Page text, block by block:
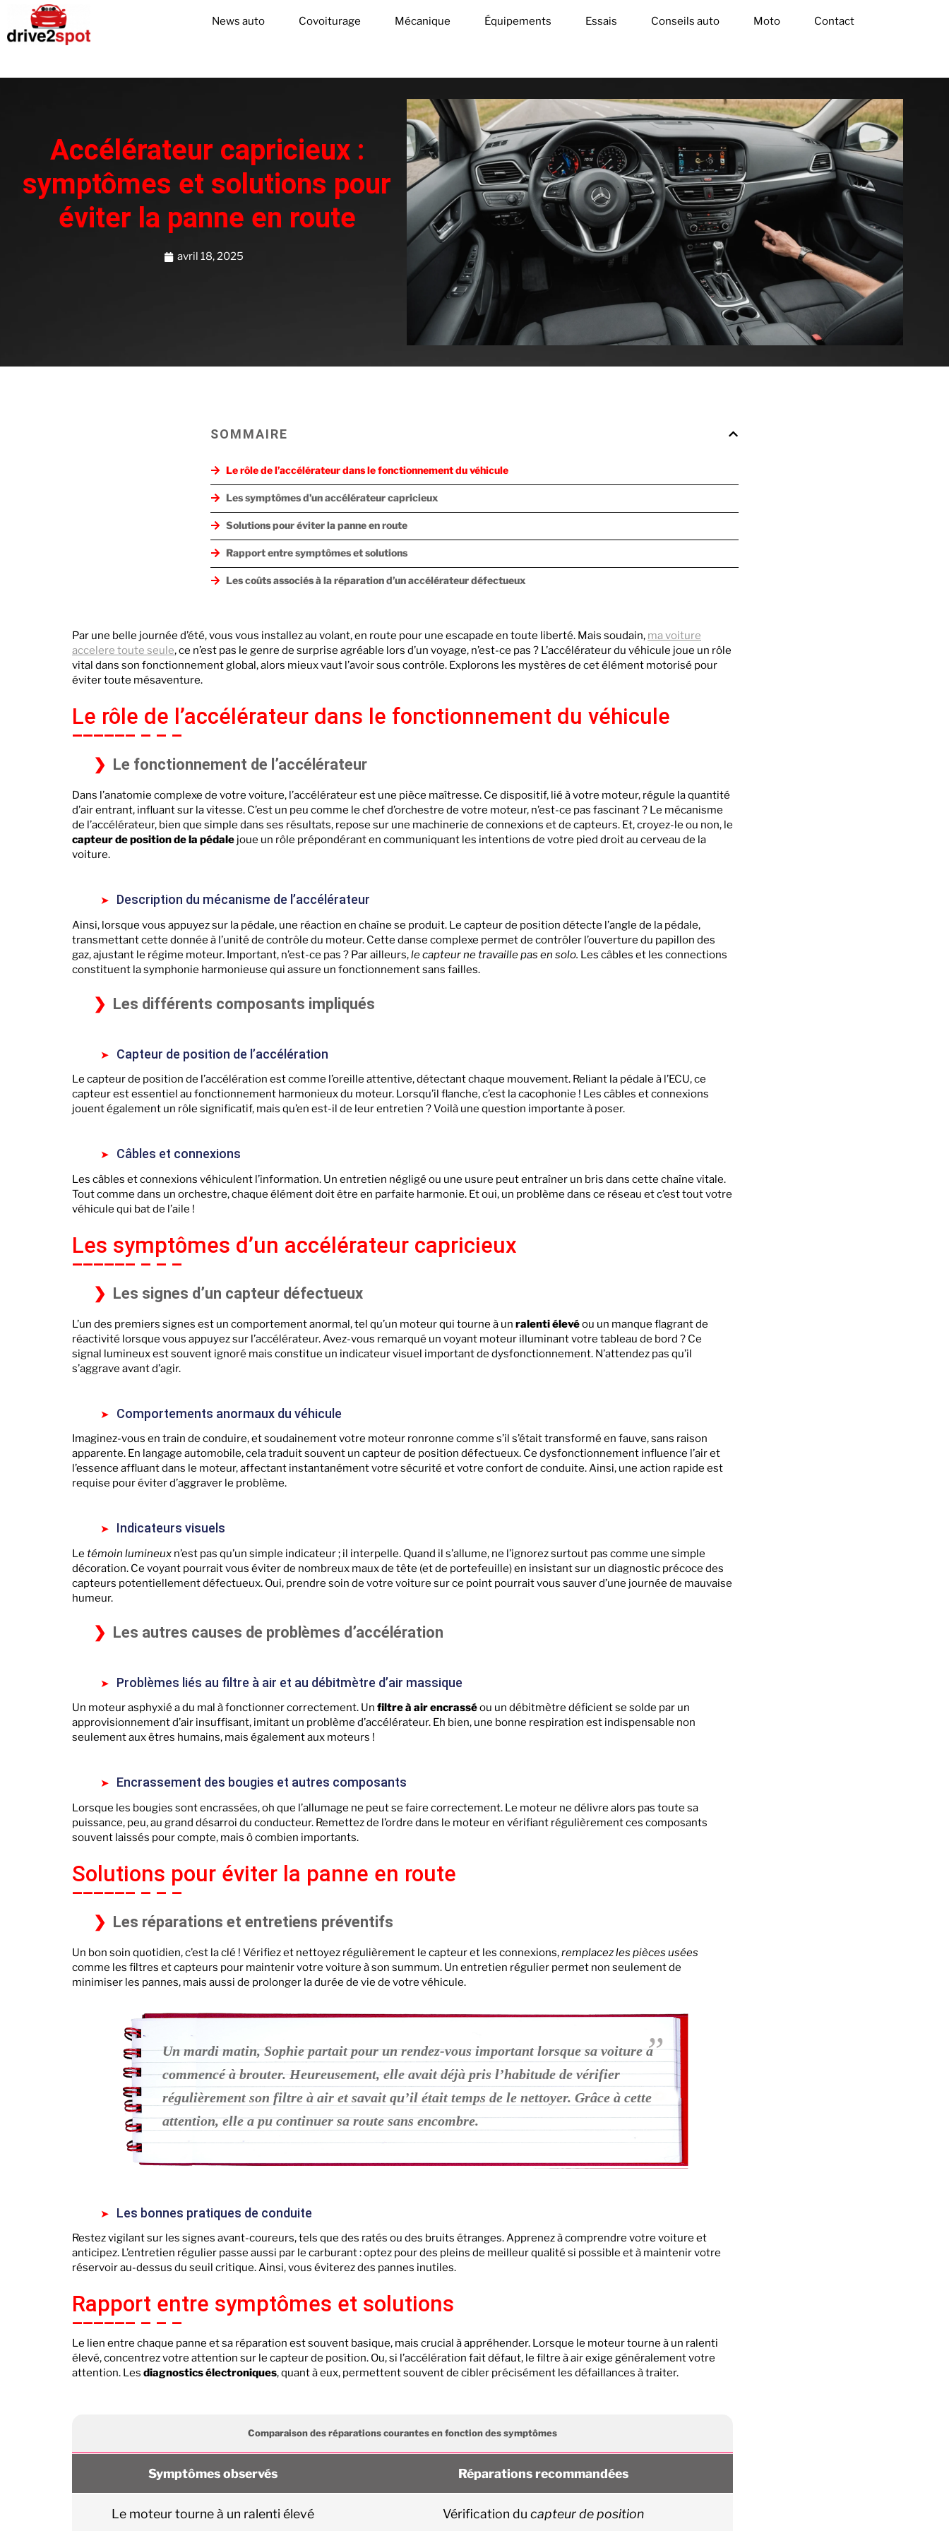
News auto Covoiturage Mécanique Équipements Essais Conseils auto Moto Contact
Accélérateur capricieux :
symptômes et solutions pour
éviter la panne en route
avril 18, 2025
SOMMAIRE
Le rôle de l’accélérateur dans le fonctionnement du véhicule
Les symptômes d’un accélérateur capricieux
Solutions pour éviter la panne en route
Rapport entre symptômes et solutions
Les coûts associés à la réparation d’un accélérateur défectueux
Par une belle journée d’été, vous vous installez au volant, en route pour une escapade en toute liberté. Mais soudain, ma voiture
accelere toute seule, ce n’est pas le genre de surprise agréable lors d’un voyage, n’est-ce pas ? L’accélérateur du véhicule joue un rôle
vital dans son fonctionnement global, alors mieux vaut l’avoir sous contrôle. Explorons les mystères de cet élément motorisé pour
éviter toute mésaventure.
Le rôle de l’accélérateur dans le fonctionnement du véhicule
Le fonctionnement de l’accélérateur
Dans l’anatomie complexe de votre voiture, l’accélérateur est une pièce maîtresse. Ce dispositif, lié à votre moteur, régule la quantité
d’air entrant, influant sur la vitesse. C’est un peu comme le chef d’orchestre de votre moteur, n’est-ce pas fascinant ? Le mécanisme
de l’accélérateur, bien que simple dans ses résultats, repose sur une machinerie de connexions et de capteurs. Et, croyez-le ou non, le
capteur de position de la pédale joue un rôle prépondérant en communiquant les intentions de votre pied droit au cerveau de la
voiture.
Description du mécanisme de l’accélérateur
Ainsi, lorsque vous appuyez sur la pédale, une réaction en chaîne se produit. Le capteur de position détecte l’angle de la pédale,
transmettant cette donnée à l’unité de contrôle du moteur. Cette danse complexe permet de contrôler l’ouverture du papillon des
gaz, ajustant le régime moteur. Important, n’est-ce pas ? Par ailleurs,le capteur ne travaille pas en solo. Les câbles et les connections
constituent la symphonie harmonieuse qui assure un fonctionnement sans failles.
Les différents composants impliqués
Capteur de position de l’accélération
Le capteur de position de l’accélération est comme l’oreille attentive, détectant chaque mouvement. Reliant la pédale à l’ECU, ce
capteur est essentiel au fonctionnement harmonieux du moteur. Lorsqu’il flanche, c’est la cacophonie ! Les câbles et connexions
jouent également un rôle significatif, mais qu’en est-il de leur entretien ? Voilà une question importante à poser.
Câbles et connexions
Les câbles et connexions véhiculent l’information. Un entretien négligé ou une usure peut entraîner un bris dans cette chaîne vitale.
Tout comme dans un orchestre, chaque élément doit être en parfaite harmonie. Et oui, un problème dans ce réseau et c’est tout votre
véhicule qui bat de l’aile !
Les symptômes d’un accélérateur capricieux
Les signes d’un capteur défectueux
L’un des premiers signes est un comportement anormal, tel qu’un moteur qui tourne à un ralenti élevéou un manque flagrant de
réactivité lorsque vous appuyez sur l’accélérateur. Avez-vous remarqué un voyant moteur illuminant votre tableau de bord ? Ce
signal lumineux est souvent ignoré mais constitue un indicateur visuel important de dysfonctionnement. N’attendez pas qu’il
s’aggrave avant d’agir.
Comportements anormaux du véhicule
Imaginez-vous en train de conduire, et soudainement votre moteur ronronne comme s’il s’était transformé en fauve, sans raison
apparente. En langage automobile, cela traduit souvent un capteur de position défectueux. Ce dysfonctionnement influence l’air et
l’essence affluant dans le moteur, affectant instantanément votre sécurité et votre confort de conduite. Ainsi, une action rapide est
requise pour éviter d’aggraver le problème.
Indicateurs visuels
Le témoin lumineux n’est pas qu’un simple indicateur ; il interpelle. Quand il s’allume, ne l’ignorez surtout pas comme une simple
décoration. Ce voyant pourrait vous éviter de nombreux maux de tête (et de portefeuille) en insistant sur un diagnostic précoce des
capteurs potentiellement défectueux. Oui, prendre soin de votre voiture sur ce point pourrait vous sauver d’une journée de mauvaise
humeur.
Les autres causes de problèmes d’accélération
Problèmes liés au filtre à air et au débitmètre d’air massique
Un moteur asphyxié a du mal à fonctionner correctement. Un filtre à air encrasséou un débitmètre déficient se solde par un
approvisionnement d’air insuffisant, imitant un problème d’accélérateur. Eh bien, une bonne respiration est indispensable non
seulement aux êtres humains, mais également aux moteurs !
Encrassement des bougies et autres composants
Lorsque les bougies sont encrassées, oh que l’allumage ne peut se faire correctement. Le moteur ne délivre alors pas toute sa
puissance, peu, au grand désarroi du conducteur. Remettez de l’ordre dans le moteur en vérifiant régulièrement ces composants
souvent laissés pour compte, mais ô combien importants.
Solutions pour éviter la panne en route
Les réparations et entretiens préventifs
Un bon soin quotidien, c’est la clé ! Vérifiez et nettoyez régulièrement le capteur et les connexions,remplacez les pièces usées
comme les filtres et capteurs pour maintenir votre voiture à son summum. Un entretien régulier permet non seulement de
minimiser les pannes, mais aussi de prolonger la durée de vie de votre véhicule.
Un mardi matin, Sophie partait pour un rendez-vous important lorsque sa voiture a
commencé à brouter. Heureusement, elle avait déjà pris l’habitude de vérifier
régulièrement son filtre à air et savait qu’il était temps de le nettoyer. Grâce à cette
attention, elle a pu continuer sa route sans encombre.
Les bonnes pratiques de conduite
Restez vigilant sur les signes avant-coureurs, tels que des ratés ou des bruits étranges. Apprenez à comprendre votre voiture et
anticipez. L’entretien régulier passe aussi par le carburant : optez pour des pleins de meilleur qualité si possible et à maintenir votre
réservoir au-dessus du seuil critique. Ainsi, vous éviterez des pannes inutiles.
Rapport entre symptômes et solutions
Le lien entre chaque panne et sa réparation est souvent basique, mais crucial à appréhender. Lorsque le moteur tourne à un ralenti
élevé, concentrez votre attention sur le capteur de position. Ou, si l’accélération fait défaut, le filtre à air exige généralement votre
attention. Les diagnostics électroniques, quant à eux, permettent souvent de cibler précisément les défaillances à traiter.
Comparaison des réparations courantes en fonction des symptômes
Symptômes observés Réparations recommandées
Le moteur tourne à un ralenti élevé Vérification du capteur de position